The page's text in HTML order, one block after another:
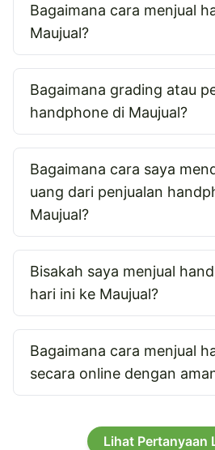
Bagaimana cara menjual
Maujual?
Bagaimana grading atau
handphone di Maujual?
Bagaimana cara saya
uang dari penjualan
Maujual?
Bisakah saya menjual
hari ini ke Maujual?
Bagaimana cara menjual
secara online dengan
Lihat Pertanyaan